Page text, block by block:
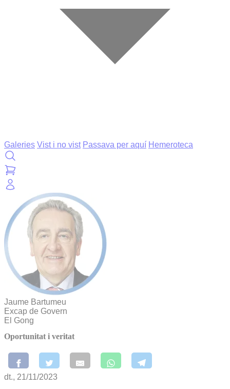
Galeries Vist i no vist Passava per aquí Hemeroteca
Jaume Bartumeu
Excap de Govern
El Gong
Oportunitat i veritat
dt., 21/11/2023